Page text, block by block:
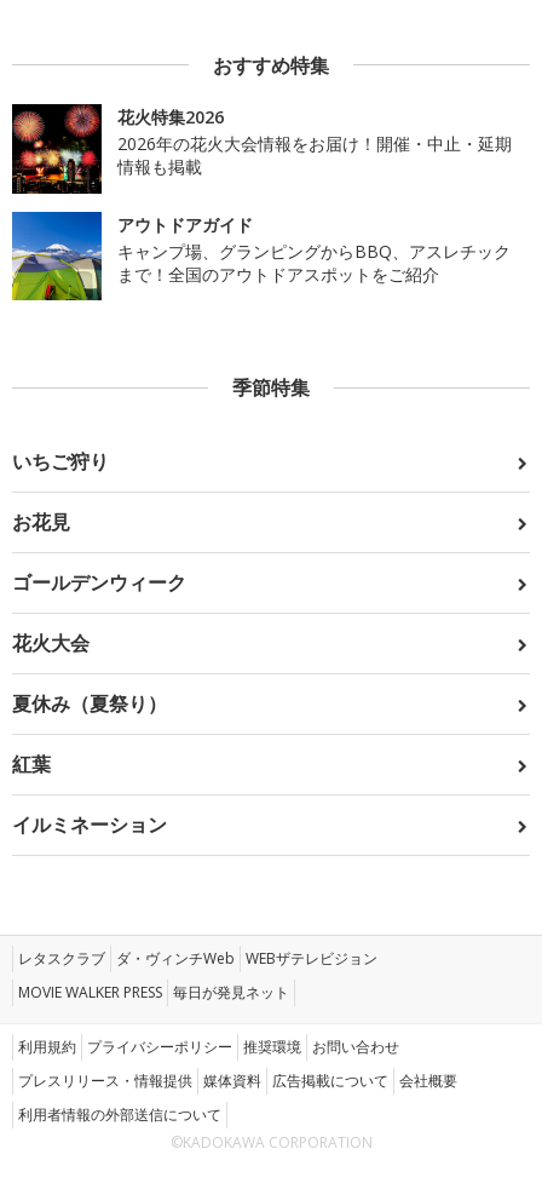
おすすめ特集
花火特集2026
2026年の花火大会情報をお届け！開催・中止・延期
情報も掲載
アウトドアガイド
キャンプ場、グランピングからBBQ、アスレチック
まで！全国のアウトドアスポットをご紹介
季節特集
いちご狩り
お花見
ゴールデンウィーク
花火大会
夏休み（夏祭り）
紅葉
イルミネーション
レタスクラブ ダ・ヴィンチWeb WEBザテレビジョン
MOVIE WALKER PRESS 毎日が発見ネット
利用規約 プライバシーポリシー 推奨環境 お問い合わせ
プレスリリース・情報提供 媒体資料 広告掲載について 会社概要
利用者情報の外部送信について
©KADOKAWA CORPORATION